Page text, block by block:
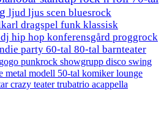
ljud ljus scen bluesrock
dragspel funk klassisk
dj hip hop konferensgård proggrock
party 60-tal 80-tal barnteater
gogo punkrock showgrupp disco swing
metal modell 50-tal komikerlounge
crazy teatertrubatrio acappella